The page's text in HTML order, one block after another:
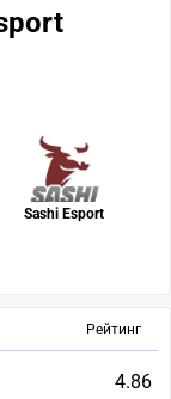
Рейтинг
4.86
Sashi Esport